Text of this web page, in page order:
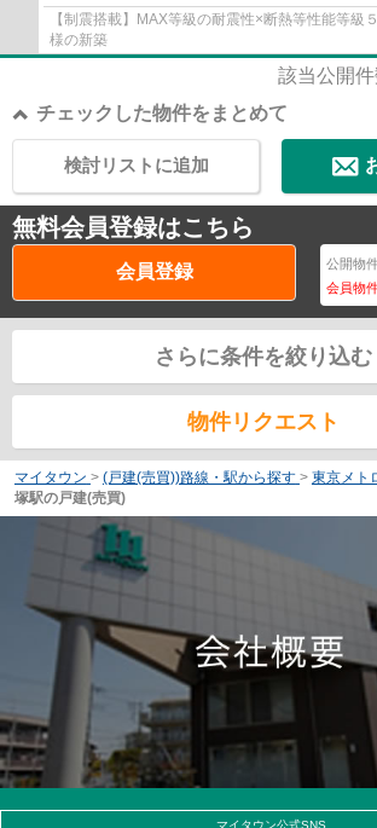
【制震搭載】MAX等級の耐震性×断熱等性能等級
様の新築
該当公開件
チェックした物件をまとめて
検討リストに追加
無料会員登録はこちら
会員登録 公開物
会員物
さらに条件を絞り込む
物件リクエスト
マイタウン > (戸建(売買))路線・駅から探す > 東京メト
塚駅の戸建(売買)
マイタウン公式SNS